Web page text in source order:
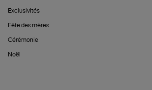
Exclusivités
Fête des mères
Cérémonie
Noël